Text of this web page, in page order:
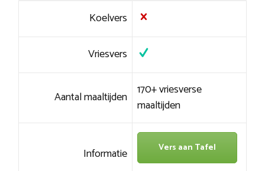
Koelvers
Vriesvers
Aantal maaltijden 170+ vriesverse
maaltijden
Informatie Vers aan Tafel